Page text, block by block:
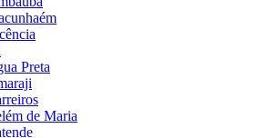
Preta
de Maria